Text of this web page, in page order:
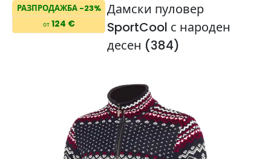
РАЗПРОДАЖБА -23%
от124 €
Дамски пуловер
SportCool с народен
десен (384)